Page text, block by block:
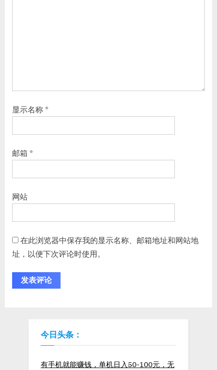
显示名称 *
邮箱 *
网站
在此浏览器中保存我的显示名称、邮箱地址和网站地
址，以便下次评论时使用。
今日头条：
有手机就能赚钱，单机日入50-100元，无